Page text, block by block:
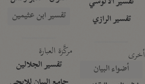
تفسير الرازي
أخرى
أضواء البيان
تفسير ابن عثيمين
مركَّزة العبارة
تفسير الجلالين